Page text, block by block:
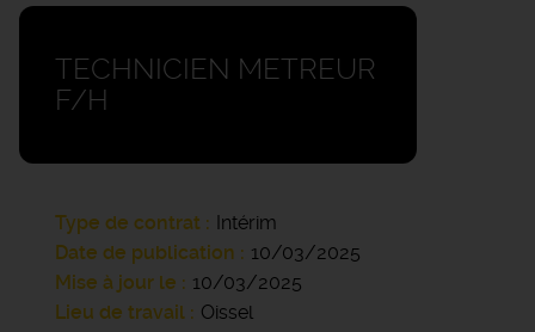
TECHNICIEN METREUR
F/H
Type de contrat
Intérim
Date de publication
10/03/2025
Mise à jour le
10/03/2025
Lieu de travail
Oissel